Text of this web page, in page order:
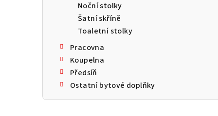
Noční stolky
Šatní skříně
Toaletní stolky
Pracovna
Koupelna
Předsíň
Ostatní bytové doplňky